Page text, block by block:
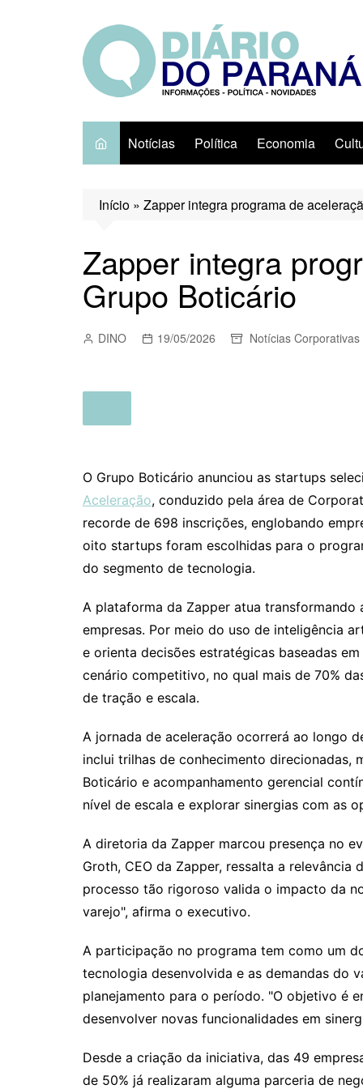
Notícias Política Economia
Início » Zapper integra programa de
Zapper integra
Grupo Boticário
DINO 19/05/2026 Notícias Corporativas
O Grupo Boticário anunciou as startups
Aceleração, conduzido pela área de
recorde de 698 inscrições, englobando
oito startups foram escolhidas para o
do segmento de tecnologia.
A plataforma da Zapper atua transformando
empresas. Por meio do uso de inteligência
e orienta decisões estratégicas baseadas
cenário competitivo, no qual mais de 70%
de tração e escala.
A jornada de aceleração ocorrerá ao longo
inclui trilhas de conhecimento direcionadas,
Boticário e acompanhamento gerencial
nível de escala e explorar sinergias com as
A diretoria da Zapper marcou presença no
Groth, CEO da Zapper, ressalta a
processo tão rigoroso valida o impacto da
varejo", afirma o executivo.
A participação no programa tem como um
tecnologia desenvolvida e as demandas do
planejamento para o período. "O objetivo é
desenvolver novas funcionalidades em
Desde a criação da iniciativa, das 49
de 50% já realizaram alguma parceria de